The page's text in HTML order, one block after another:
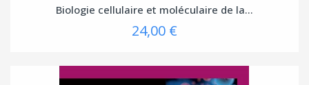
Biologie cellulaire et moléculaire de la...
24,00 €